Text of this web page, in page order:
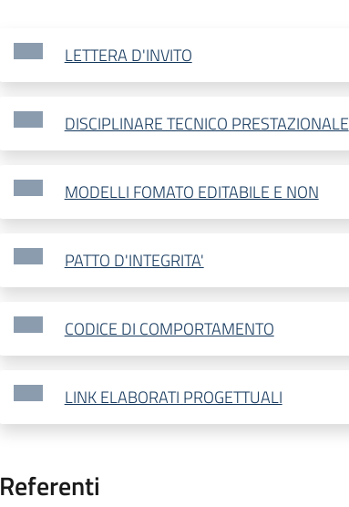
LETTERA D'INVITO
DISCIPLINARE TECNICO PRESTAZIONALE
MODELLI FOMATO EDITABILE E NON
PATTO D'INTEGRITA'
CODICE DI COMPORTAMENTO
LINK ELABORATI PROGETTUALI
Referenti